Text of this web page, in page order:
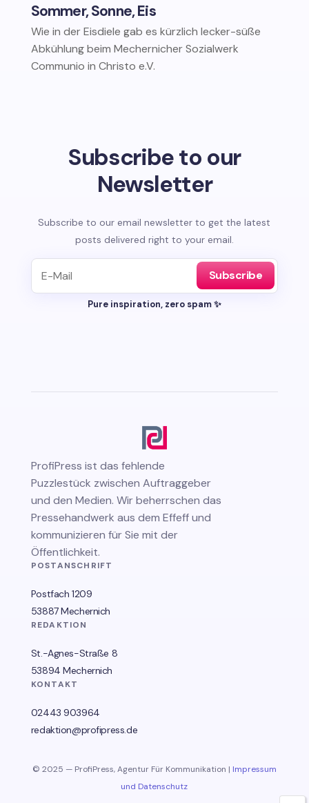
Sommer, Sonne, Eis
Wie in der Eisdiele gab es kürzlich lecker-süße
Abkühlung beim Mechernicher Sozialwerk
Communio in Christo e.V.
Subscribe to our
Newsletter
Subscribe to our email newsletter to get the latest
posts delivered right to your email.
Subscribe
Pure inspiration, zero spam ✨
ProfiPress ist das fehlende
Puzzlestück zwischen Auftraggeber
und den Medien. Wir beherrschen das
Pressehandwerk aus dem Effeff und
kommunizieren für Sie mit der
Öffentlichkeit.
POSTANSCHRIFT
Postfach 1209
53887 Mechernich
REDAKTION
St.-Agnes-Straße 8
53894 Mechernich
KONTAKT
02443 903964
redaktion@profipress.de
© 2025 — ProfiPress, Agentur Für Kommunikation | Impressum
und Datenschutz